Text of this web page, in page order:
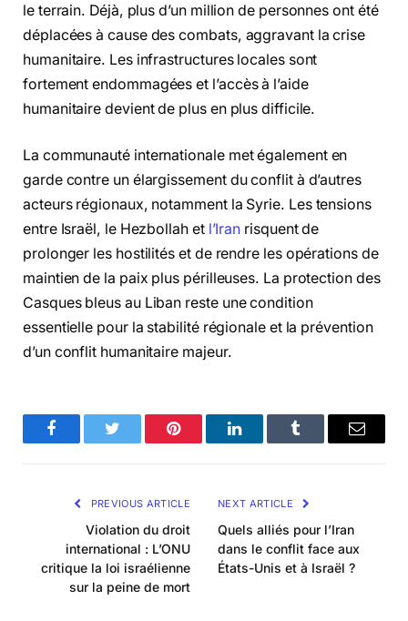
le terrain. Déjà, plus d’un million de personnes ont été
déplacées à cause des combats, aggravant la crise
humanitaire. Les infrastructures locales sont
fortement endommagées et l’accès à l’aide
humanitaire devient de plus en plus difficile.
La communauté internationale met également en
garde contre un élargissement du conflit à d’autres
acteurs régionaux, notamment la Syrie. Les tensions
entre Israël, le Hezbollah et l’Iran risquent de
prolonger les hostilités et de rendre les opérations de
maintien de la paix plus périlleuses. La protection des
Casques bleus au Liban reste une condition
essentielle pour la stabilité régionale et la prévention
d’un conflit humanitaire majeur.
FacebookTwitter Pinterest LinkedInTumblr Email
PREVIOUS ARTICLE
Violation du droit
international : L’ONU
critique la loi israélienne
sur la peine de mort
NEXT ARTICLE
Quels alliés pour l’Iran
dans le conflit face aux
États-Unis et à Israël ?